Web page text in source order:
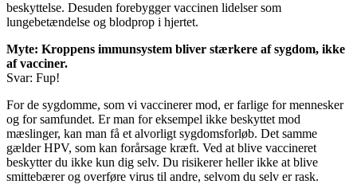
beskyttelse. Desuden forebygger vaccinen lidelser som
lungebetændelse og blodprop i hjertet.
Myte: Kroppens immunsystem bliver stærkere af sygdom, ikke
af vacciner.
Svar: Fup!
For de sygdomme, som vi vaccinerer mod, er farlige for mennesker
og for samfundet. Er man for eksempel ikke beskyttet mod
mæslinger, kan man få et alvorligt sygdomsforløb. Det samme
gælder HPV, som kan forårsage kræft. Ved at blive vaccineret
beskytter du ikke kun dig selv. Du risikerer heller ikke at blive
smittebærer og overføre virus til andre, selvom du selv er rask.